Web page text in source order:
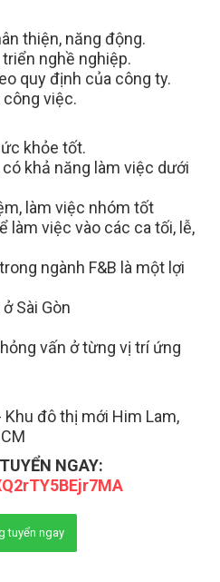
thiện, năng động.
nghề nghiệp.
quy định của công ty.
việc.
khỏe tốt.
khả năng làm việc dưới
làm việc nhóm tốt
làm việc vào các ca tối, lễ,
ngành F&B là một lợi
Sài Gòn
vấn ở từng vị trí ứng
đô thị mới Him Lam,
NGAY:
tuyển ngay